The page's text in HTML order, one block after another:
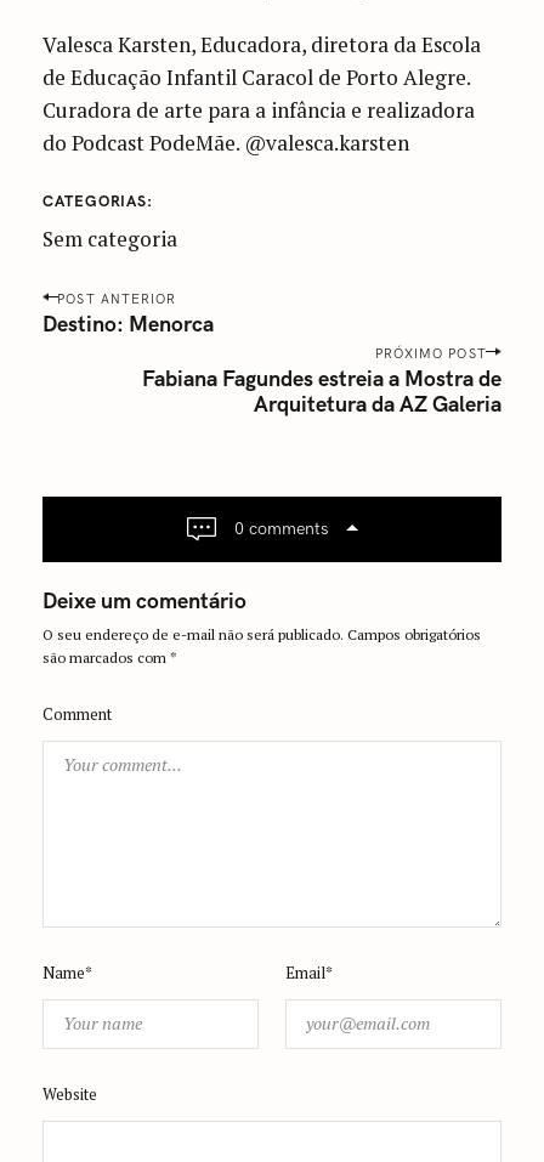
Valesca Karsten, Educadora, diretora da Escola
de Educação Infantil Caracol de Porto Alegre.
Curadora de arte para a infância e realizadora
do Podcast PodeMãe. @valesca.karsten
CATEGORIAS
Sem categoria
P
o
i
a
t
i
o
POST ANTERIOR
Destino: Menorca
PRÓXIMO POST
Fabiana Fagundes estreia a Mostra de
Arquitetura da AZ Galeria
0 comments
Deixe um comentário
O seu endereço de e-mail não será publicado. Campos obrigatórios
são marcados com*
Comment
Name* Email*
Website